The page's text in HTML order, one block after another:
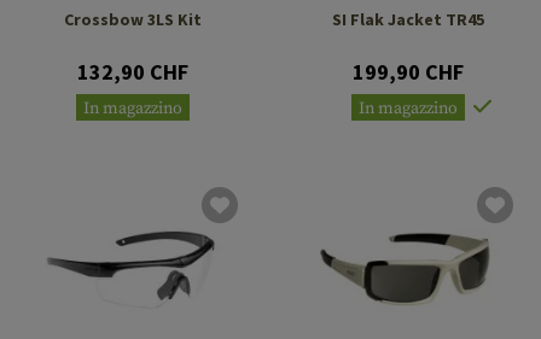
Crossbow 3LS Kit
132,90 CHF
In magazzino
SI Flak Jacket TR45
199,90 CHF
In magazzino